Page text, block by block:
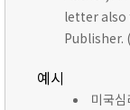
letter also
Publisher.
예시
미국